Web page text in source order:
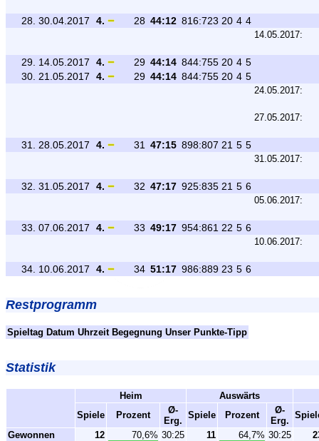
28. 30.04.2017 4. 28 44:12 816:723 20 4 4
14.05.2017:
29. 14.05.2017 4. 29 44:14 844:755 20 4 5
30. 21.05.2017 4. 29 44:14 844:755 20 4 5
24.05.2017:
27.05.2017:
31. 28.05.2017 4. 31 47:15 898:807 21 5 5
31.05.2017:
32. 31.05.2017 4. 32 47:17 925:835 21 5 6
05.06.2017:
33. 07.06.2017 4. 33 49:17 954:861 22 5 6
10.06.2017:
34. 10.06.2017 4. 34 51:17 986:889 23 5 6
Restprogramm
Spieltag Datum Uhrzeit Begegnung Unser Punkte-Tipp
Statistik
Heim
Auswärts
Spiele
Prozent
Ø-
Erg.
Spiele Prozent
Ø-
Erg.
Gewonnen
12 70,6% 30:25 11 64,7% 30:25